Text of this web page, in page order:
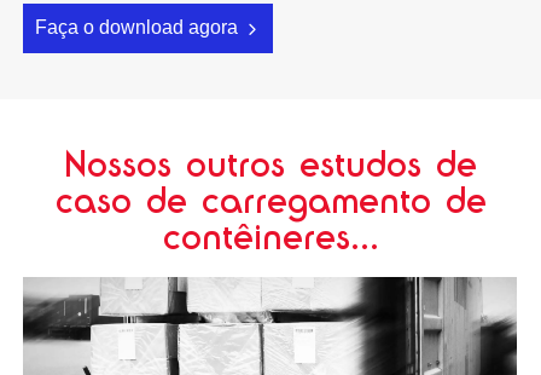
Faça o download agora
Nossos outros estudos de
caso de carregamento de
contêineres...